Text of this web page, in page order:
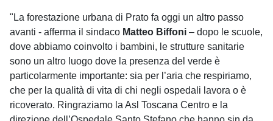
"La forestazione urbana di Prato fa oggi un altro passo
avanti - afferma il sindaco Matteo Biffoni – dopo le scuole,
dove abbiamo coinvolto i bambini, le strutture sanitarie
sono un altro luogo dove la presenza del verde è
particolarmente importante: sia per l’aria che respiriamo,
che per la qualità di vita di chi negli ospedali lavora o è
ricoverato. Ringraziamo la Asl Toscana Centro e la